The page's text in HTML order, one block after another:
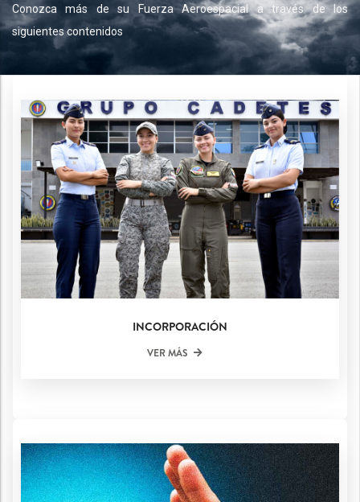
Conozca más de su Fuerza Aeroespacial a través de los
siguientes contenidos
INCORPORACIÓN
VER MÁS